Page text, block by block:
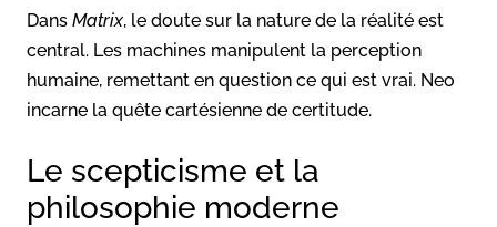
Dans Matrix, le doute sur la nature de la réalité est
central. Les machines manipulent la perception
humaine, remettant en question ce qui est vrai. Neo
incarne la quête cartésienne de certitude.
Le scepticisme et la
philosophie moderne